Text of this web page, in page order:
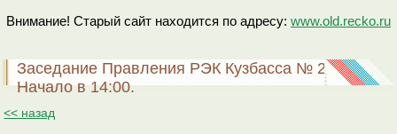
Внимание! Старый сайт находится по адресу: www.old.recko.ru
Заседание Правления РЭК Кузбасса № 26.
Начало в 14:00.
<< назад